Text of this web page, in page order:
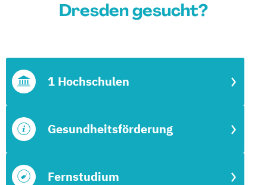
Dresden gesucht?
Fernstudium
Gesundheitsförderung
1 Hochschulen